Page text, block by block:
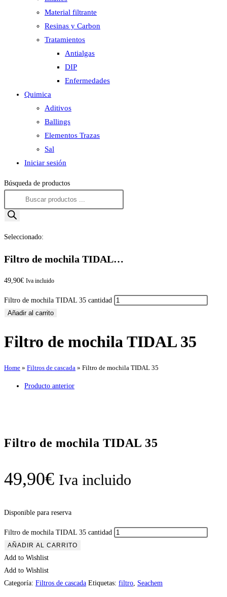
Material filtrante
Resinas y Carbon
Tratamientos
Antialgas
DIP
Enfermedades
Quimica
Aditivos
Ballings
Elementos Trazas
Sal
Iniciar sesión
Búsqueda de productos
Seleccionado:
Filtro de mochila TIDAL…
49,90€ Iva incluido
Filtro de mochila TIDAL 35 cantidad
Añadir al carrito
Filtro de mochila TIDAL 35
Home » Filtros de cascada » Filtro de mochila TIDAL 35
Producto anterior
Filtro de mochila TIDAL 35
49,90€ Iva incluido
Disponible para reserva
Filtro de mochila TIDAL 35 cantidad
AÑADIR AL CARRITO
Add to Wishlist
Add to Wishlist
Categoría: Filtros de cascada Etiquetas: filtro Seachem